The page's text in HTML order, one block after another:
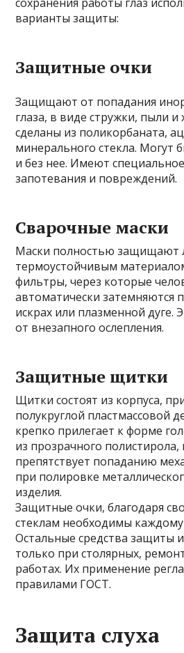
варианты защиты:
Защитные очки
Защищают от попадания
глаза, в виде стружки, пыли
сделаны из поликорбаната,
минерального стекла. Могут
и без нее. Имеют
запотевания и повреждений.
Сварочные маски
Маски полностью защищают
термоустойчивым
фильтры, через которые
автоматически затемняются
искрах или плазменной дуге.
от внезапного ослепления.
Защитные щитки
Щитки состоят из корпуса,
полукруглой пластмассовой
крепко прилегает к форме
из прозрачного
препятствует попаданию
при полировке
изделия.
Защитные очки, благодаря
стеклам необходимы
Остальные средства защиты
только при столярных,
работах. Их применение
правилами ГОСТ.
Защита слуха